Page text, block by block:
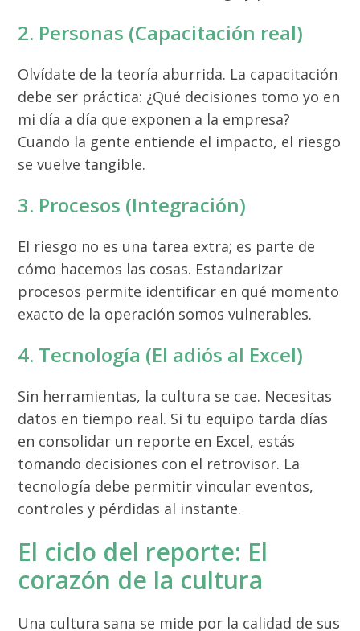
2. Personas (Capacitación real)
Olvídate de la teoría aburrida. La capacitación
debe ser práctica: ¿Qué decisiones tomo yo en
mi día a día que exponen a la empresa?
Cuando la gente entiende el impacto, el riesgo
se vuelve tangible.
3. Procesos (Integración)
El riesgo no es una tarea extra; es parte de
cómo hacemos las cosas. Estandarizar
procesos permite identificar en qué momento
exacto de la operación somos vulnerables.
4. Tecnología (El adiós al Excel)
Sin herramientas, la cultura se cae. Necesitas
datos en tiempo real. Si tu equipo tarda días
en consolidar un reporte en Excel, estás
tomando decisiones con el retrovisor. La
tecnología debe permitir vincular eventos,
controles y pérdidas al instante.
El ciclo del reporte: El
corazón de la cultura
Una cultura sana se mide por la calidad de sus